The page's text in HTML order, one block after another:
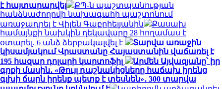
է հայտարարվել
ՔՊ-ն պաշտպանության
հանձնաժողովի նախագահի պաշտոնում
առաջադրել է Վիլեն Գաբրիելյանին
Քասախ
համայնքի նախկին ղեկավարը 28 հողամաս է
օտարել. 6 անձ ձերբակալվել է
Տարվա առաջին
կիսամյակում Վրաստանը Հայաստանին վաճառել է
195 հազար դոլարի կարտոֆիլ
Արմեն Այվազյանը՝ իր
գրքի մասին․ «Թույլ դաշնակիցները հաճախ իրենց
գլխի ճարն իրենք պետք է տեսնեն»․ 300 տարվա